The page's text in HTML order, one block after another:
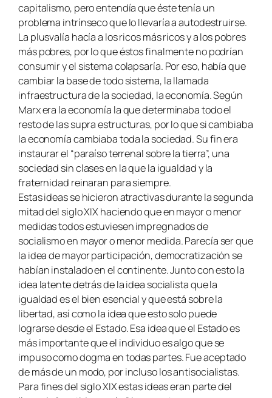
capitalismo, pero entendía que éste tenía un
problema intrínseco que lo llevaría a autodestruirse.
La plusvalía hacía a los ricos más ricos y a los pobres
más pobres, por lo que éstos finalmente no podrían
consumir y el sistema colapsaría. Por eso, había que
cambiar la base de todo sistema, la llamada
infraestructura de la sociedad, la economía. Según
Marx era la economía la que determinaba todo el
resto de lassupra estructuras, por lo que si cambiaba
la economía cambiaba toda la sociedad. Su fin era
instaurar el “paraíso terrenal sobre la tierra”, una
sociedad sin clases en la que la igualdad y la
fraternidad reinaran para siempre.
Estas ideas se hicieron atractivas durante la segunda
mitad del siglo XIX haciendo que en mayor o menor
medidas todos estuviesen impregnados de
socialismo en mayor o menor medida. Parecía ser que
la idea de mayor participación, democratización se
habían instalado en el continente. Junto con esto la
idea latente detrás de la idea socialista que la
igualdad es el bien esencial y que está sobre la
libertad, así como la idea que esto solo puede
lograrse desde el Estado. Esa idea que el Estado es
más importante que el individuo es algo que se
impuso como dogma en todas partes. Fue aceptado
de más de un modo, por incluso los antisocialistas.
Para fines del siglo XIX estas ideas eran parte del